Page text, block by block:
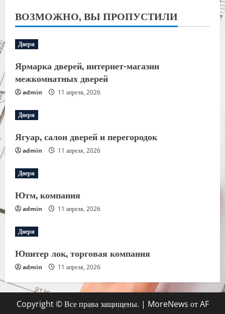
ВОЗМОЖНО, ВЫ ПРОПУСТИЛИ
Двери
Ярмарка дверей, интернет-магазин
межкомнатных дверей
admin 11 апреля, 2026
Двери
Ягуар, салон дверей и перегородок
admin 11 апреля, 2026
Двери
Ютм, компания
admin 11 апреля, 2026
Двери
Юпитер лок, торговая компания
admin 11 апреля, 2026
Copyright © Все права защищены. | MoreNews от AF